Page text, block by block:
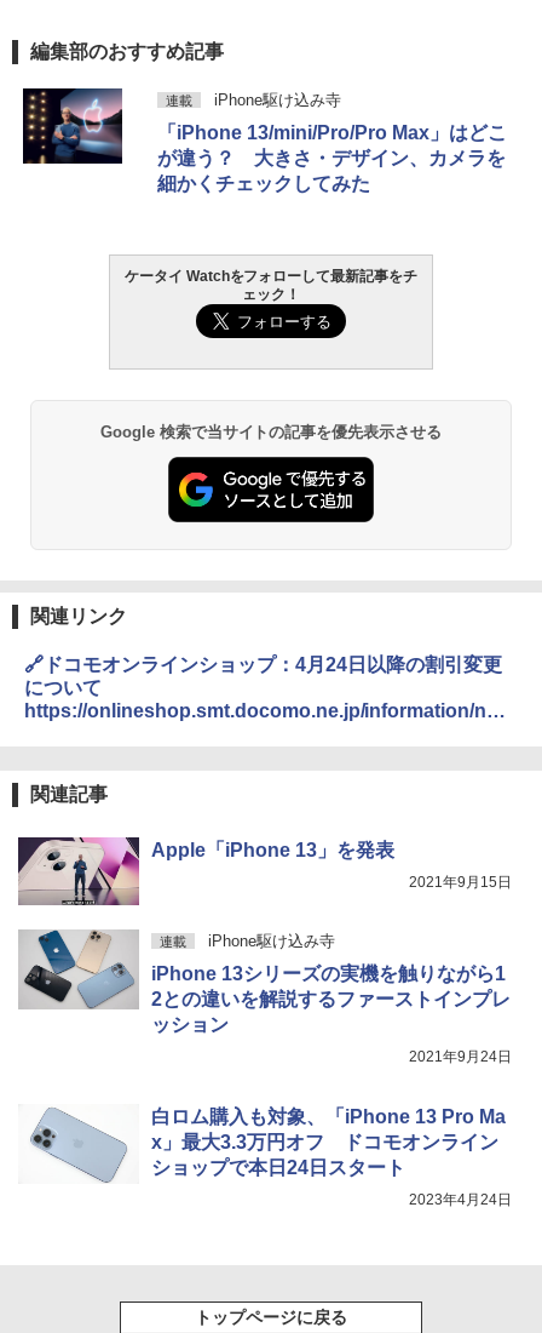
編集部のおすすめ記事
連載 iPhone駆け込み寺
「iPhone 13/mini/Pro/Pro Max」はどこ
が違う？ 大きさ・デザイン、カメラを
細かくチェックしてみた
ケータイ Watchをフォローして最新記事をチ
ェック！
Google 検索で当サイトの記事を優先表示させる
関連リンク
🔗ドコモオンラインショップ：4月24日以降の割引変更
について
https://onlineshop.smt.docomo.ne.jp/information/noti
関連記事
Apple「iPhone 13」を発表
2021年9月15日
連載 iPhone駆け込み寺
iPhone 13シリーズの実機を触りながら1
2との違いを解説するファーストインプレ
ッション
2021年9月24日
白ロム購入も対象、「iPhone 13 Pro Ma
x」最大3.3万円オフ ドコモオンライン
ショップで本日24日スタート
2023年4月24日
トップページに戻る